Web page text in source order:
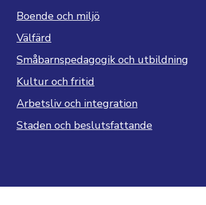
Boende och miljö
Välfärd
Småbarnspedagogik och utbildning
Kultur och fritid
Arbetsliv och integration
Staden och beslutsfattande